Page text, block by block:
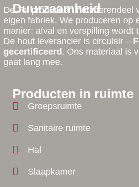
Producten in ruimte
Groepsruimte
Sanitaire ruimte
Hal
Slaapkamer
Duurzaamheid
De Tol produceert het merendeel
eigen fabriek. We produceren op
manier; afval en verspilling wordt
De hout leverancier is circulair –
gecertificeerd. Ons materiaal is
gaat lang mee.